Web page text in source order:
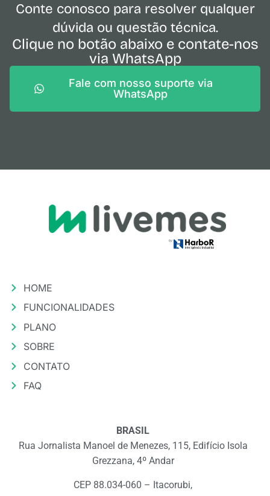
Conte conosco para resolver qualquer
dúvida ou questão técnica.
Clique no botão abaixo e contate-nos
via WhatsApp
Fale com nosso suporte via
WhatsApp
HOME
FUNCIONALIDADES
PLANO
SOBRE
CONTATO
FAQ
BRASIL
Rua Jornalista Manoel de Menezes, 115, Edifício Isola
Grezzana, 4º Andar
CEP 88.034-060 – Itacorubi,